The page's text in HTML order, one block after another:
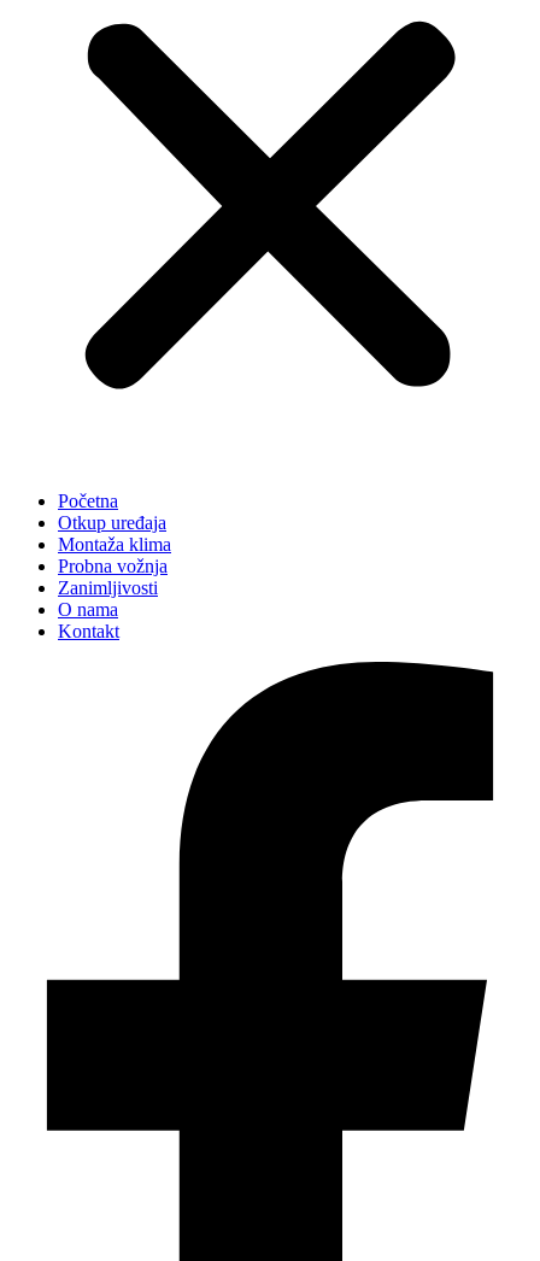
Početna
Otkup uređaja
Montaža klima
Probna vožnja
Zanimljivosti
O nama
Kontakt